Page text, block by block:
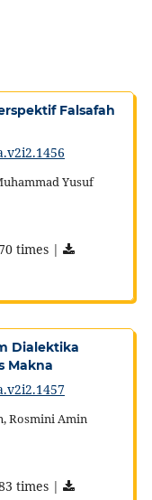
Falsafah
Yusuf
times |
Dialektika
Makna
Rosmini Amin
times |